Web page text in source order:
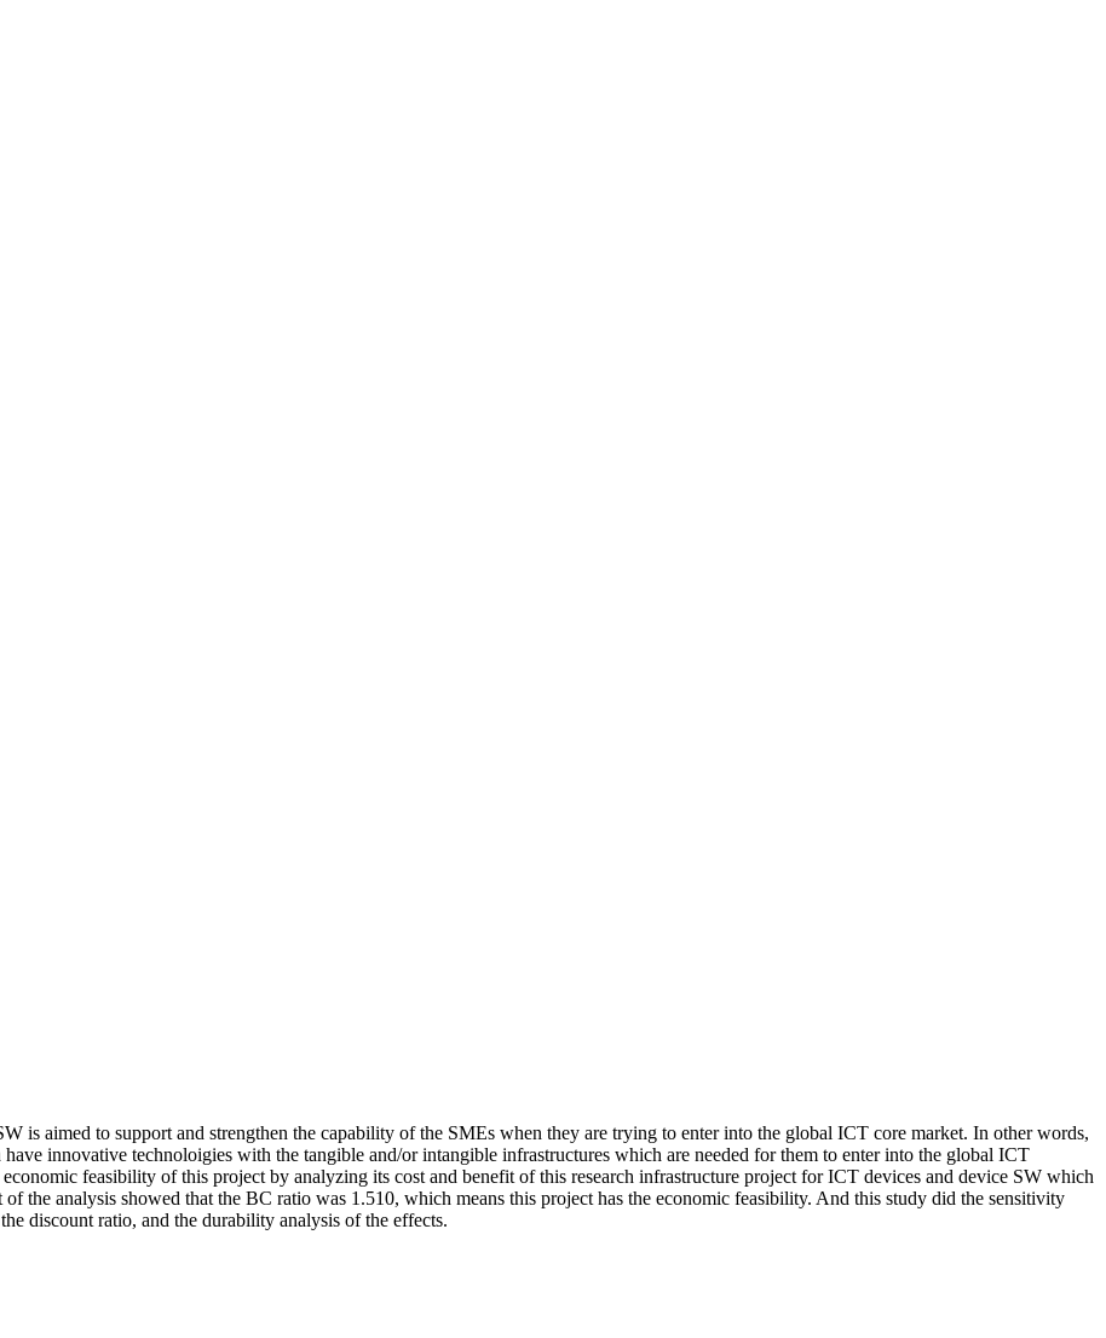
is aimed to support and strengthen the capability of the SMEs when they are trying to enter into the global ICT core market. In other words,
innovative technoloigies with the tangible and/or intangible infrastructures which are needed for them to enter into the global ICT
feasibility of this project by analyzing its cost and benefit of this research infrastructure project for ICT devices and device SW which
the analysis showed that the BC ratio was 1.510, which means this project has the economic feasibility. And this study did the sensitivity
discount ratio, and the durability analysis of the effects.